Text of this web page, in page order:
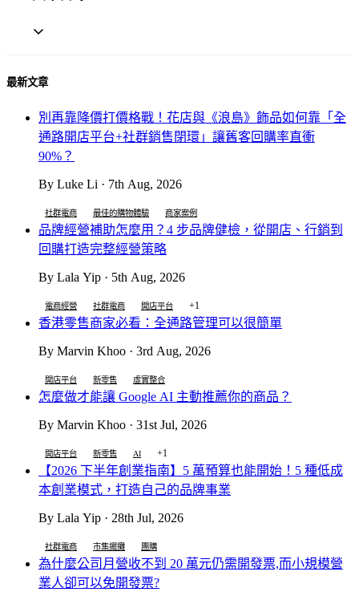
最新文章
別再靠降價打價格戰！花店與《浪島》飾品如何靠「全
通路開店平台+社群銷售閉環」讓舊客回購率直衝
90%？
By Luke Li · 7th Aug, 2026
社群電商 最佳的購物體驗 商家案例
品牌經營補助怎麼用？4 步品牌健檢，從開店、行銷到
回購打造完整經營策略
By Lala Yip · 5th Aug, 2026
電商經營 社群電商 開店平台 +1
香港零售商家必看：全通路管理可以很簡單
By Marvin Khoo · 3rd Aug, 2026
開店平台 新零售 虛實整合
怎麼做才能讓 Google AI 主動推薦你的商品？
By Marvin Khoo · 31st Jul, 2026
開店平台 新零售 AI +1
【2026 下半年創業指南】5 萬預算也能開始！5 種低成
本創業模式，打造自己的品牌事業
By Lala Yip · 28th Jul, 2026
社群電商 市集擺攤 團購
為什麼公司月營收不到 20 萬元仍需開發票,而小規模營
業人卻可以免開發票?